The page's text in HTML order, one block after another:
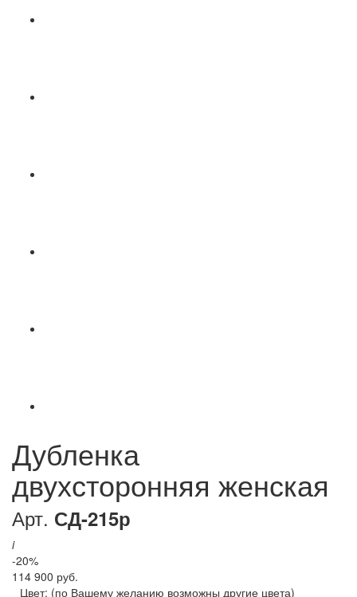
Дубленка
двухсторонняя женская
Арт. СД-215р
i
-20%
114 900 руб.
Цвет: (по Вашему желанию возможны другие цвета)